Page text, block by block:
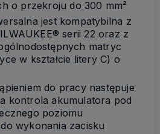
o przekroju do 300 mm²
jest kompatybilna z
serii 22 oraz z
matryc
w kształcie litery C) o
do pracy następuje
kontrola akumulatora pod
poziomu
do wykonania zacisku